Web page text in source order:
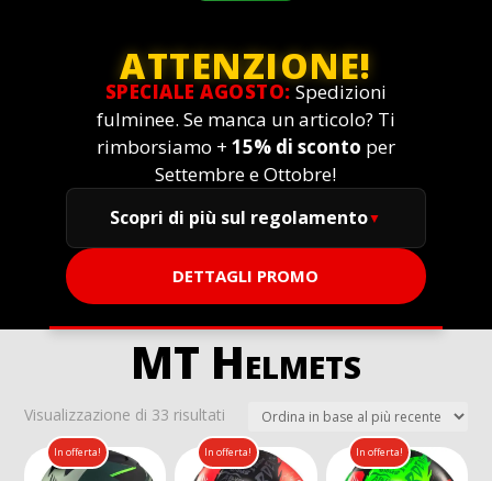
ATTENZIONE!
SPECIALE AGOSTO: Spedizioni
fulminee. Se manca un articolo? Ti
rimborsiamo + 15% di sconto per
Settembre e Ottobre!
Scopri di più sul regolamento
DETTAGLI PROMO
MT Helmets
Visualizzazione di 33 risultati Ordina
in
base
In offerta! In offerta! In offerta!